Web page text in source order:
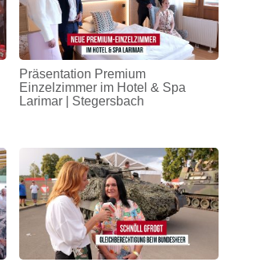
Präsentation Premium
Einzelzimmer im Hotel & Spa
Larimar | Stegersbach